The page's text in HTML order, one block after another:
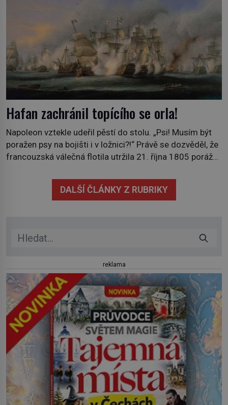
1919, byla i demilitarizace Porýní…Zatímco do 50
Hafan zachránil topícího se orla!
Napoleon vztekle udeřil pěstí do stolu. „Psi! Musím být
poražen psy na bojišti i v ložnici?!“ Právě se dozvěděl, že
francouzská válečná flotila utržila 21. října 1805 porážku
kdo se dostali na palubu jeho válečné lodi Cleopatra, byl
novofundlandský pes, maskot jedné britské posádky.
DALŠÍ ČLÁNKY Z RUBRIKY
reklama